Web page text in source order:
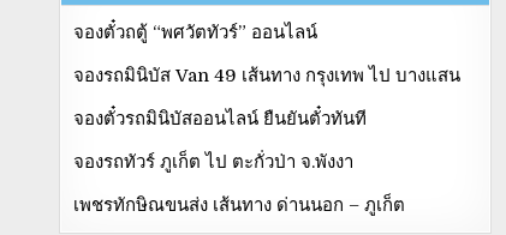
จองตั๋วถตู้ “พศวัตทัวร์” ออนไลน์
จองรถมินิบัส Van 49 เส้นทาง กรุงเทพ ไป บางแสน
จองตั๋วรถมินิบัสออนไลน์ ยืนยันตั๋วทันที
จองรถทัวร์ ภูเก็ต ไป ตะกั่วป่า จ.พังงา
เพชรทักษิณขนส่ง เส้นทาง ด่านนอก – ภูเก็ต